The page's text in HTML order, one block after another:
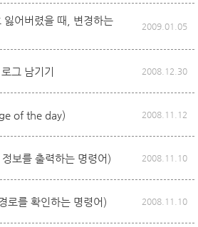
어버렸을 때, 변경하는
2009.01.05
그 남기기 2008.12.30
of the day) 2008.11.12
보를 출력하는 명령어) 2008.11.10
로를 확인하는 명령어) 2008.11.10